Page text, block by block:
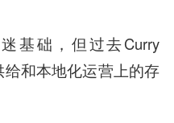
基础，但过去Curry
和本地化运营上的存